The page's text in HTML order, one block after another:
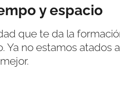
y espacio
que te da la
no estamos